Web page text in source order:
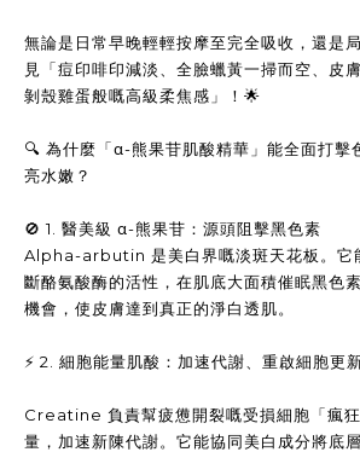
無論是日常早晚輕輕按摩至完全吸收，還是
見「痘印啡印減淡、全臉蠟黃一掃而空、皮
剝殼雞蛋般嘅高級柔焦感」！🌟
🔍 為什麼「α-熊果苷肌酸精華」能全面打擊
亮水嫩？
🚫 1. 醫美級 α-熊果苷：源頭阻擊黑色素
Alpha-arbutin 是美白界嘅淡斑天花板。它
斷酪氨酸酶的活性，在肌底大面積催眠黑色
機會，使皮膚達到真正的淨白透肌。
⚡ 2. 細胞能量肌酸：加速代謝、重啟細胞更
Creatine 負責幫疲憊開裂嘅受損細胞「瘋
量，加速新陳代謝。它能協同美白成分將底